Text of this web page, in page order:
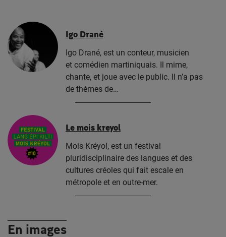
Igo Drané
Igo Drané, est un conteur, musicien
et comédien martiniquais. Il mime,
chante, et joue avec le public. Il n’a pas
de thèmes de…
Le mois kreyol
Mois Kréyol, est un festival
pluridisciplinaire des langues et des
cultures créoles qui fait escale en
métropole et en outre-mer.
En images